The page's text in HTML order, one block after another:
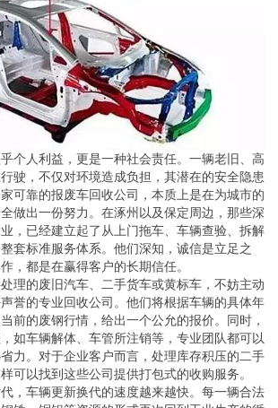
个人利益，更是一种社会责任。一辆老旧、高
驶，不仅对环境造成负担，其潜在的安全隐患
可靠的报废车回收公司，本质上是在为城市的
做出一份努力。在涿州以及保定周边，那些深
，已经建立起了从上门拖车、车辆查验、拆解
套标准服务体系。他们深知，诚信是立足之
，都是在赢得客户的长期信任。
理的废旧汽车、二手货车或黄标车，不妨主动
誉的专业回收公司。他们将根据车辆的具体年
前的废钢行情，给出一个公允的报价。同时，
如车辆解体、车管所注销等，专业团队都可以
力。对于企业客户而言，处理库存积压的二手
可以找到这些公司提供打包式的收购服务。
，车辆更新换代的速度越来越快。每一辆合法